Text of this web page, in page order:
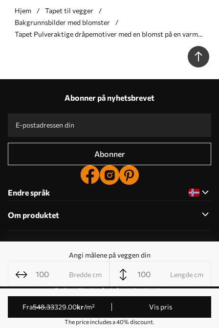
Angi målene på veggen din
Bredde cm Lengde cm
fra548.33329.00kr/m² Vis pris
The price includes a 40% discount.
Hjem
Tapet til vegger
Bakgrunnsbilder med blomster
Tapet Pulveraktige dråpemotiver med en blomst på en varm
Abonner på nyhetsbrevet
Abonner
Endre språk
Om produktet
Om selskapet
Rediger tillatelser for informasjonskapsler
© 2011-2026 Uwalls . Alle rettigheter forbeholdt. Drives av
KLW Sp. z o.o. VAT ID: PL9223057591.